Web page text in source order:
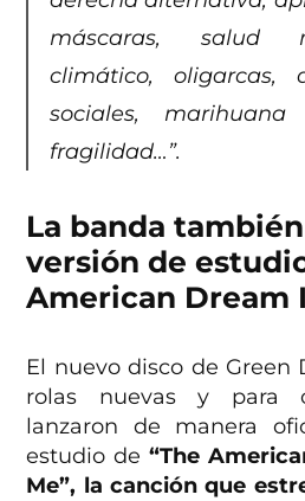
máscaras, salud
climático, oligarcas,
sociales,
fragilidad…”.
La banda
versión de
American Dream
El nuevo disco de Green
rolas nuevas y para
lanzaron de manera
estudio de“The
Me”, la canción que